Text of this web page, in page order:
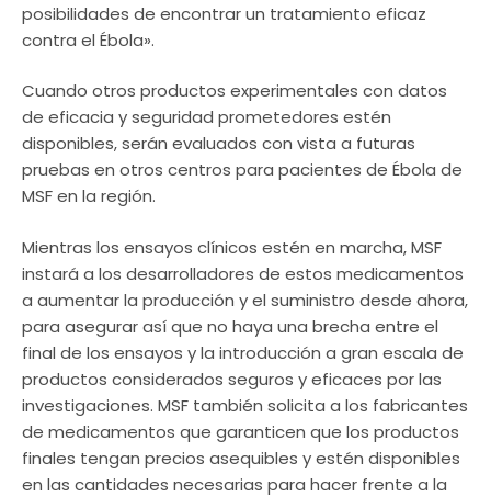
posibilidades de encontrar un tratamiento eficaz
contra el Ébola».
Cuando otros productos experimentales con datos
de eficacia y seguridad prometedores estén
disponibles, serán evaluados con vista a futuras
pruebas en otros centros para pacientes de Ébola de
MSF en la región.
Mientras los ensayos clínicos estén en marcha, MSF
instará a los desarrolladores de estos medicamentos
a aumentar la producción y el suministro desde ahora,
para asegurar así que no haya una brecha entre el
final de los ensayos y la introducción a gran escala de
productos considerados seguros y eficaces por las
investigaciones. MSF también solicita a los fabricantes
de medicamentos que garanticen que los productos
finales tengan precios asequibles y estén disponibles
en las cantidades necesarias para hacer frente a la